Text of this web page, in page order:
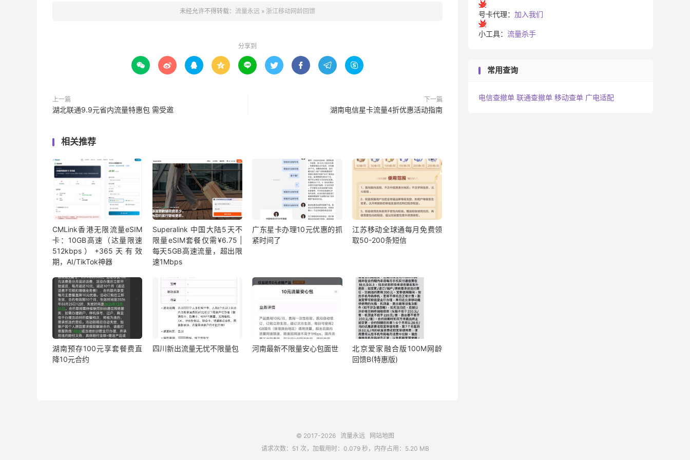
未经允许不得转载： 流量永远 » 浙江移动网龄回馈
分享到
        
上一篇
湖北联通9.9元省内流量特惠包 需受邀
下一篇
湖南电信星卡流量4折优惠活动指南
相关推荐
CMLink香港无限流量eSIM
卡：10GB高速（达量限速
512kbps）+365天有效
期，AI/TikTok神器
Superalink 中国大陆5天不
限量eSIM套餐仅需¥6.75 |
每天5GB高速流量，超出限
速1Mbps
广东星卡办理10元优惠的抓
紧时间了
江苏移动全球通每月免费领
取50-200条短信
湖南预存100元享套餐费直
降10元合约
四川新出流量无忧不限量包 河南最新不限量安心包面世
北京爱家融合版100M网龄
回馈B(特惠版)
号卡代理： 加入我们
小工具： 流量杀手
常用查询
电信查撤单 联通查撤单 移动查单 广电适配
© 2017-2026 流量永远
网站地图
请求次数：51 次，加载用时：0.079 秒，内存占用：5.20 MB